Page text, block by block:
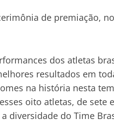
de premiação,
dos atletas
resultados em
na história nesta
oito atletas, de sete
diversidade do Time